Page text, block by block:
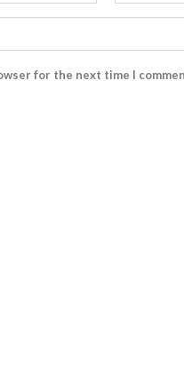
for the next time I